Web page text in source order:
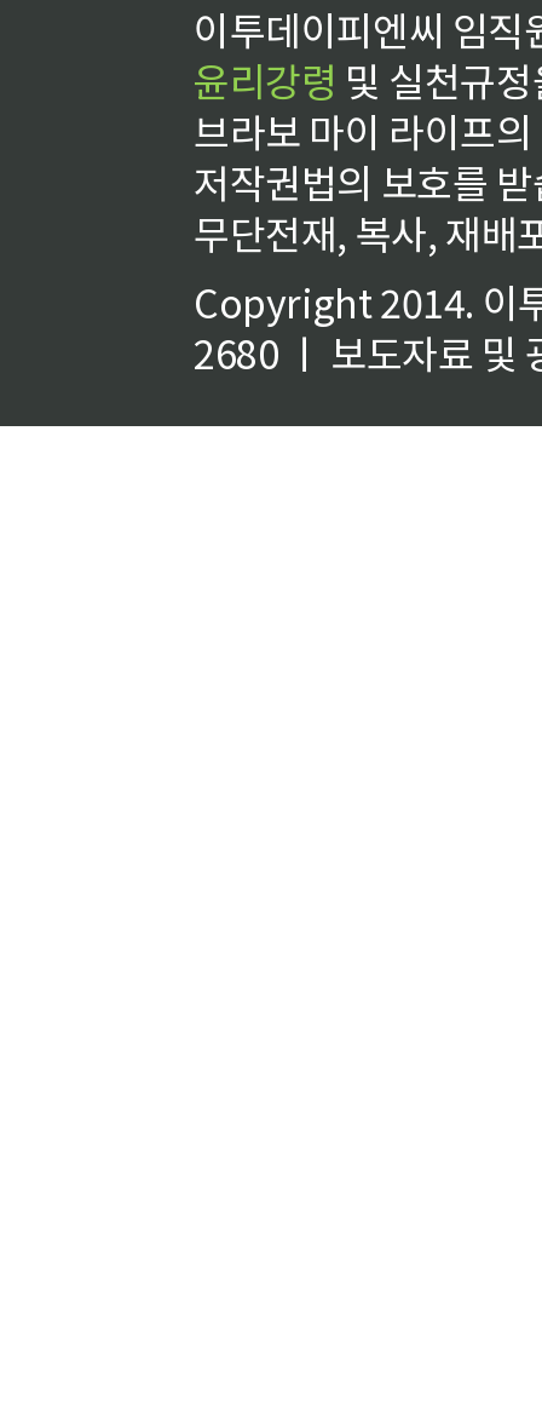
이투데이피엔씨 임
윤리강령 및 실천규
브라보 마이 라이프
저작권법의 보호를
무단전재, 복사, 재배
Copyright 2014. 이
2680 ㅣ 보도자료